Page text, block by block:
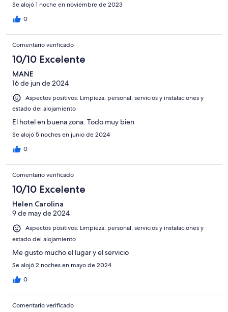
Se alojó 1 noche en noviembre de 2023
0
Comentario verificado
10/10 Excelente
MANE
16 de jun de 2024
Aspectos positivos: Limpieza, personal, servicios y instalaciones y
estado del alojamiento
El hotel en buena zona. Todo muy bien
Se alojó 5 noches en junio de 2024
0
Comentario verificado
10/10 Excelente
Helen Carolina
9 de may de 2024
Aspectos positivos: Limpieza, personal, servicios y instalaciones y
estado del alojamiento
Me gusto mucho el lugar y el servicio
Se alojó 2 noches en mayo de 2024
0
Comentario verificado